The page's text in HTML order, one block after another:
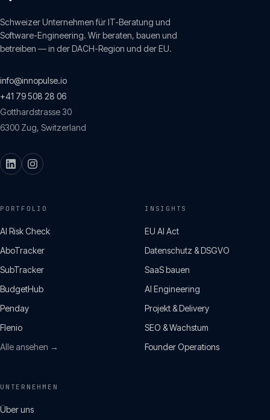
Schweizer Unternehmen für IT-Beratung und
Software-Engineering. Wir beraten, bauen und
betreiben — in der DACH-Region und der EU.
info@innopulse.io
+41 79 508 28 06
Gotthardstrasse 30
6300 Zug, Switzerland
PORTFOLIO
AI Risk Check
AboTracker
SubTracker
BudgetHub
Penday
Flenio
Alle ansehen →
INSIGHTS
EU AI Act
Datenschutz & DSGVO
SaaS bauen
AI Engineering
Projekt & Delivery
SEO & Wachstum
Founder Operations
UNTERNEHMEN
Über uns